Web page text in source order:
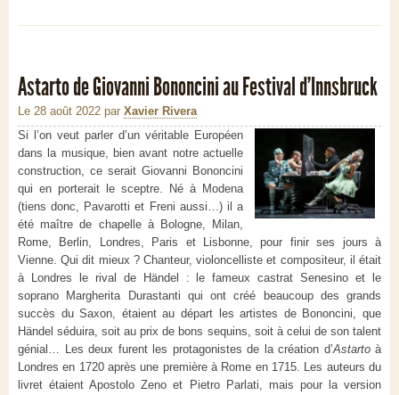
Astarto de Giovanni Bononcini au Festival d'Innsbruck
Le 28 août 2022 par Xavier Rivera
Si l’on veut parler d’un véritable Européen
dans la musique, bien avant notre actuelle
construction, ce serait Giovanni Bononcini
qui en porterait le sceptre. Né à Modena
(tiens donc, Pavarotti et Freni aussi…) il a
été maître de chapelle à Bologne, Milan,
Rome, Berlin, Londres, Paris et Lisbonne, pour finir ses jours à
Vienne. Qui dit mieux ? Chanteur, violoncelliste et compositeur, il était
à Londres le rival de Händel : le fameux castrat Senesino et le
soprano Margherita Durastanti qui ont créé beaucoup des grands
succès du Saxon, étaient au départ les artistes de Bononcini, que
Händel séduira, soit au prix de bons sequins, soit à celui de son talent
génial… Les deux furent les protagonistes de la création d’Astartoà
Londres en 1720 après une première à Rome en 1715. Les auteurs du
livret étaient Apostolo Zeno et Pietro Parlati, mais pour la version